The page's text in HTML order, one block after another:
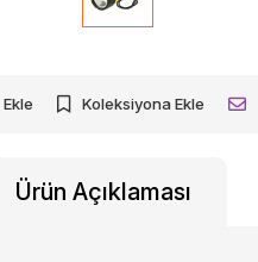
Koleksiyona Ekle
Ürün Açıklaması